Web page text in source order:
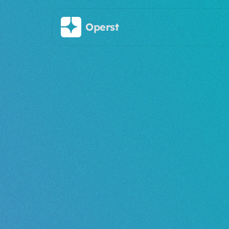
Saltar al contenido principal
Operst